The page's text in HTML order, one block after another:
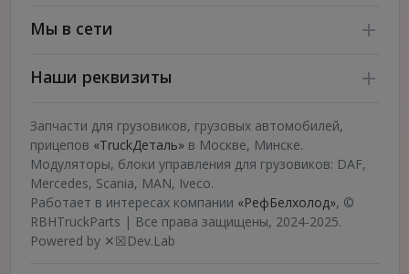
Мы в сети
Наши реквизиты
Запчасти для грузовиков, грузовых автомобилей,
прицепов «TruckДеталь»в Москве, Минске.
Модуляторы, блоки управления для грузовиков: DAF,
Mercedes, Scania, MAN, Iveco.
Работает в интересах компании «РефБелхолод», ©
RBHTruckParts | Все права защищены, 2024-2025.
Powered by ✕☒Dev.Lab